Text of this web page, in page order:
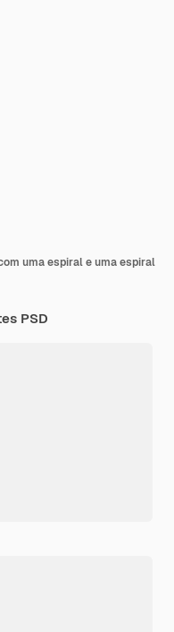
uma espiral e uma espiral
PSD